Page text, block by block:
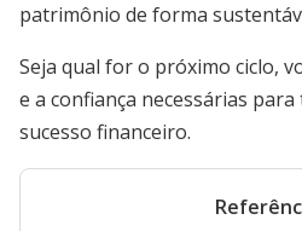
patrimônio de forma
Seja qual for o próximo ciclo,
e a confiança necessárias
sucesso financeiro.